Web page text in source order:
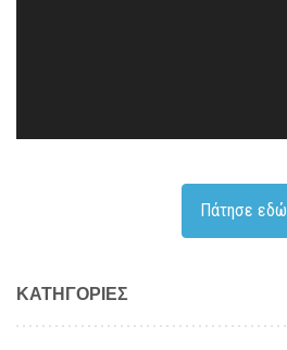
Πάτησε εδώ
KΑΤΗΓΟΡΊΕΣ